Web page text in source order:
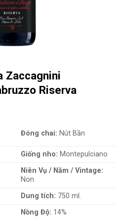
Zaccagnini
Riserva
Đóng chai: Nút Bần
Giống nho: Montepulciano
Niên Vụ / Năm / Vintage:
Non
Dung tích: 750 ml.
Nồng Độ: 14%